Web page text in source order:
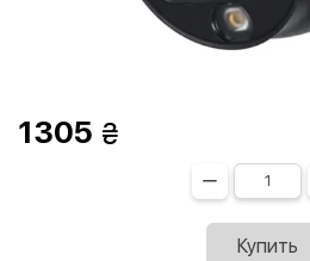
1305
Купить